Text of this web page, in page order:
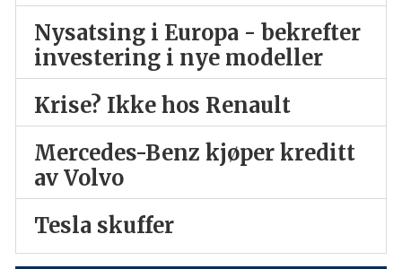
Nysatsing i Europa - bekrefter
investering i nye modeller
Krise? Ikke hos Renault
Mercedes-Benz kjøper kreditt
av Volvo
Tesla skuffer